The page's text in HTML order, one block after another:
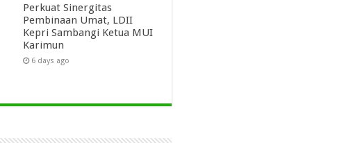
Perkuat Sinergitas
Pembinaan Umat, LDII
Kepri Sambangi Ketua MUI
Karimun
6 days ago